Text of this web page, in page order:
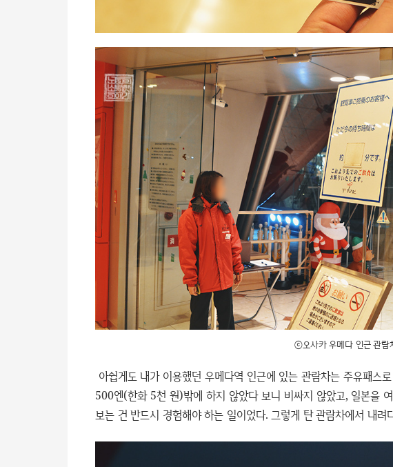
ⓒ오사카 우메다 인근 관람
아쉽게도 내가 이용했던 우메다역 인근에 있는 관람차는 주유패스
500엔(한화 5천 원)밖에 하지 않았다 보니 비싸지 않았고, 일본을
보는 건 반드시 경험해야 하는 일이었다. 그렇게 탄 관람차에서 내려